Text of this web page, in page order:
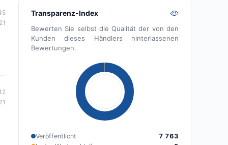
Transparenz-Index
Bewerten Sie selbst die Qualität der von den
Kunden dieses Händlers hinterlassenen
Bewertungen.
Veröffentlicht
7 763